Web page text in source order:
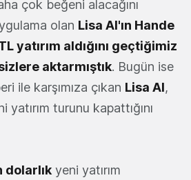
çok beğeni alacağını
olan Lisa AI'ın Hande
yatırım aldığını geçtiğimiz
aktarmıştık. Bugün ise
ile karşımıza çıkan Lisa AI,
turunu kapattığını
dolarlık yeni yatırım